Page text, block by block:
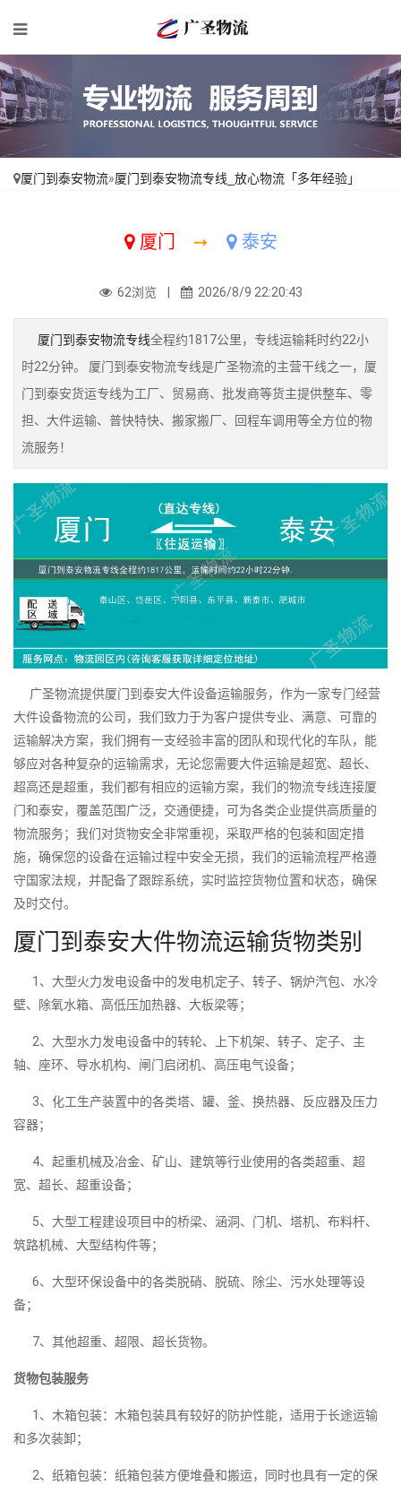
厦门到泰安物流»厦门到泰安物流专线_放心物流「多年经验」
厦门 ➙ 泰安
62浏览 | 2026/8/9 22:20:43
厦门到泰安物流专线全程约1817公里，专线运输耗时约22小
时22分钟。 厦门到泰安物流专线是广圣物流的主营干线之一，厦
门到泰安货运专线为工厂、贸易商、批发商等货主提供整车、零
担、大件运输、普快特快、搬家搬厂、回程车调用等全方位的物
流服务！
广圣物流提供厦门到泰安大件设备运输服务，作为一家专门经营
大件设备物流的公司，我们致力于为客户提供专业、满意、可靠的
运输解决方案，我们拥有一支经验丰富的团队和现代化的车队，能
够应对各种复杂的运输需求，无论您需要大件运输是超宽、超长、
超高还是超重，我们都有相应的运输方案，我们的物流专线连接厦
门和泰安，覆盖范围广泛，交通便捷，可为各类企业提供高质量的
物流服务；我们对货物安全非常重视，采取严格的包装和固定措
施，确保您的设备在运输过程中安全无损，我们的运输流程严格遵
守国家法规，并配备了跟踪系统，实时监控货物位置和状态，确保
及时交付。
厦门到泰安大件物流运输货物类别
1、大型火力发电设备中的发电机定子、转子、锅炉汽包、水冷
壁、除氧水箱、高低压加热器、大板梁等；
2、大型水力发电设备中的转轮、上下机架、转子、定子、主
轴、座环、导水机构、闸门启闭机、高压电气设备；
3、化工生产装置中的各类塔、罐、釜、换热器、反应器及压力
容器；
4、起重机械及冶金、矿山、建筑等行业使用的各类超重、超
宽、超长、超重设备；
5、大型工程建设项目中的桥梁、涵洞、门机、塔机、布料杆、
筑路机械、大型结构件等；
6、大型环保设备中的各类脱硝、脱硫、除尘、污水处理等设
备；
7、其他超重、超限、超长货物。
货物包装服务
1、木箱包装：木箱包装具有较好的防护性能，适用于长途运输
和多次装卸；
2、纸箱包装：纸箱包装方便堆叠和搬运，同时也具有一定的保